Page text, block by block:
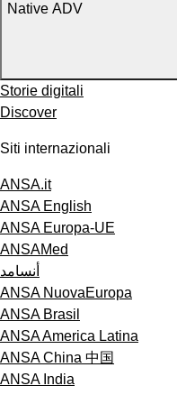
Native ADV
Storie digitali
Discover
Siti internazionali
ANSA.it
ANSA English
ANSA Europa-UE
ANSAMed
أنسامد
ANSA NuovaEuropa
ANSA Brasil
ANSA America Latina
ANSA China 中国
ANSA India